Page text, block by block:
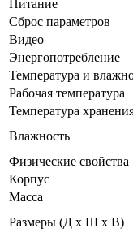
Питание
Сброс параметров
Видео
Энергопотребление
Температура и
Рабочая температура
Температура
Влажность
Физические свойства
Корпус
Масса
Размеры (Д х Ш х В)